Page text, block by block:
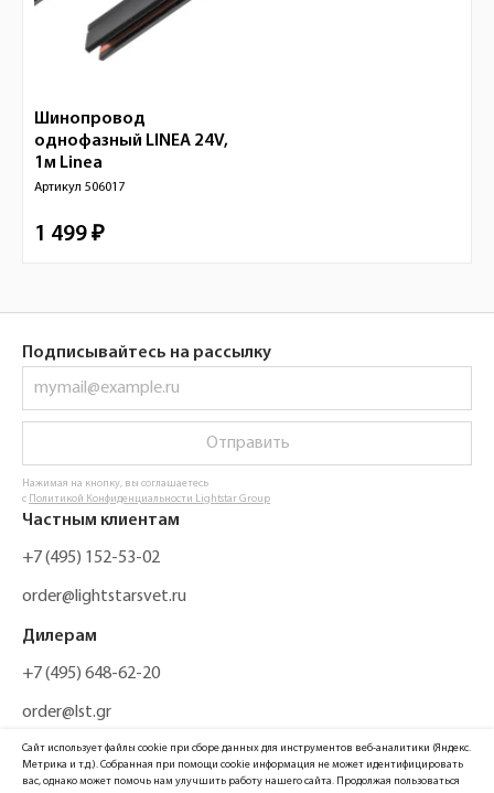
Шинопровод
однофазный LINEA 24V,
1м Linea
Артикул 506017
1 499 ₽
Подписывайтесь на рассылку
Отправить
Нажимая на кнопку, вы соглашаетесь
с Политикой Конфиденциальности Lightstar Group
Частным клиентам
+7 (495) 152-53-02
order@lightstarsvet.ru
Дилерам
+7 (495) 648-62-20
order@lst.gr
Сайт использует файлы cookie при сборе данных для инструментов веб-аналитики (Яндекс.
Метрика и т.д.). Собранная при помощи cookie информация не может идентифицировать
вас, однако может помочь нам улучшить работу нашего сайта. Продолжая пользоваться